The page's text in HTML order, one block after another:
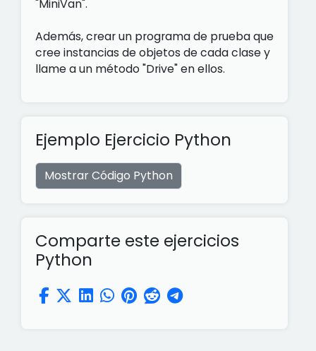
"MiniVan".
Además, crear un programa de prueba que
cree instancias de objetos de cada clase y
llame a un método "Drive" en ellos.
Ejemplo Ejercicio Python
Mostrar Código Python
Comparte este ejercicios
Python